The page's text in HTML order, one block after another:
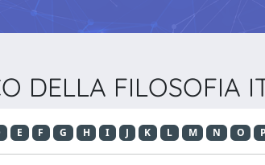
DELLA FILOSOFIA
E F G H I J K L M N O P